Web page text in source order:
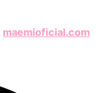
maemioficial.com